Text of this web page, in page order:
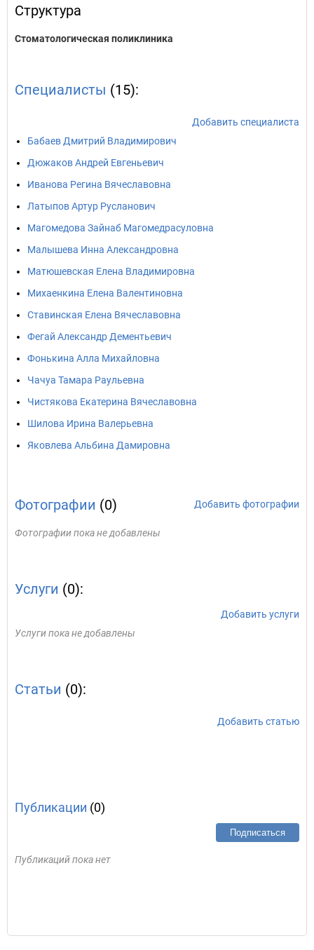
Структура
Стоматологическая поликлиника
Специалисты (15):
Добавить специалиста
Бабаев Дмитрий Владимирович
Дюжаков Андрей Евгеньевич
Иванова Регина Вячеславовна
Латыпов Артур Русланович
Магомедова Зайнаб Магомедрасуловна
Малышева Инна Александровна
Матюшевская Елена Владимировна
Михаенкина Елена Валентиновна
Ставинская Елена Вячеславовна
Фегай Александр Дементьевич
Фонькина Алла Михайловна
Чачуа Тамара Раульевна
Чистякова Екатерина Вячеславовна
Шилова Ирина Валерьевна
Яковлева Альбина Дамировна
Фотографии (0) Добавить фотографии
Фотографии пока не добавлены
Услуги (0):
Добавить услуги
Услуги пока не добавлены
Статьи (0):
Добавить статью
Публикации (0)
Подписаться
Публикаций пока нет